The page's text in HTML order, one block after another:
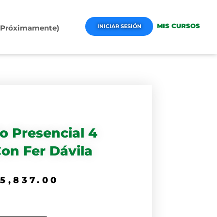
INICIAR SESIÓN MIS CURSOS
Presencial 4
Fer Dávila
5,837.00